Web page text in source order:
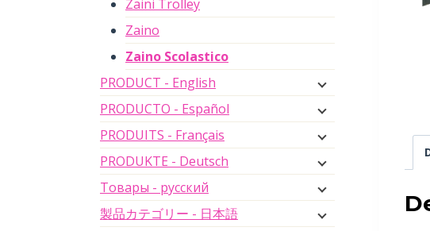
Zaini Trolley
Zaino
Zaino Scolastico
PRODUCT - English
PRODUCTO - Español
PRODUITS - Français
PRODUKTE - Deutsch
Товары - русский
製品カテゴリー - 日本語